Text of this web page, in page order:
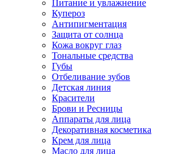
Питание и увлажнение
Купероз
Антипигментация
Защита от солнца
Кожа вокруг глаз
Тональные средства
Губы
Отбеливание зубов
Детская линия
Красители
Брови и Ресницы
Аппараты для лица
Декоративная косметика
Крем для лица
Масло для лица